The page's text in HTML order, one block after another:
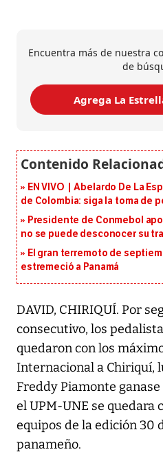
Encuentra más de nuestra
de
Agrega La
EN VIVO | Abelardo De La
de Colombia: siga la toma de
Presidente de Conmebol
no se puede desconocer su
El gran terremoto de
estremeció a Panamá
DAVID, CHIRIQUÍ. Por
consecutivo, los
quedaron con los
Internacional a Chiriquí,
Freddy Piamonte
el UPM-UNE se quedara
equipos de la edición 30
panameño.